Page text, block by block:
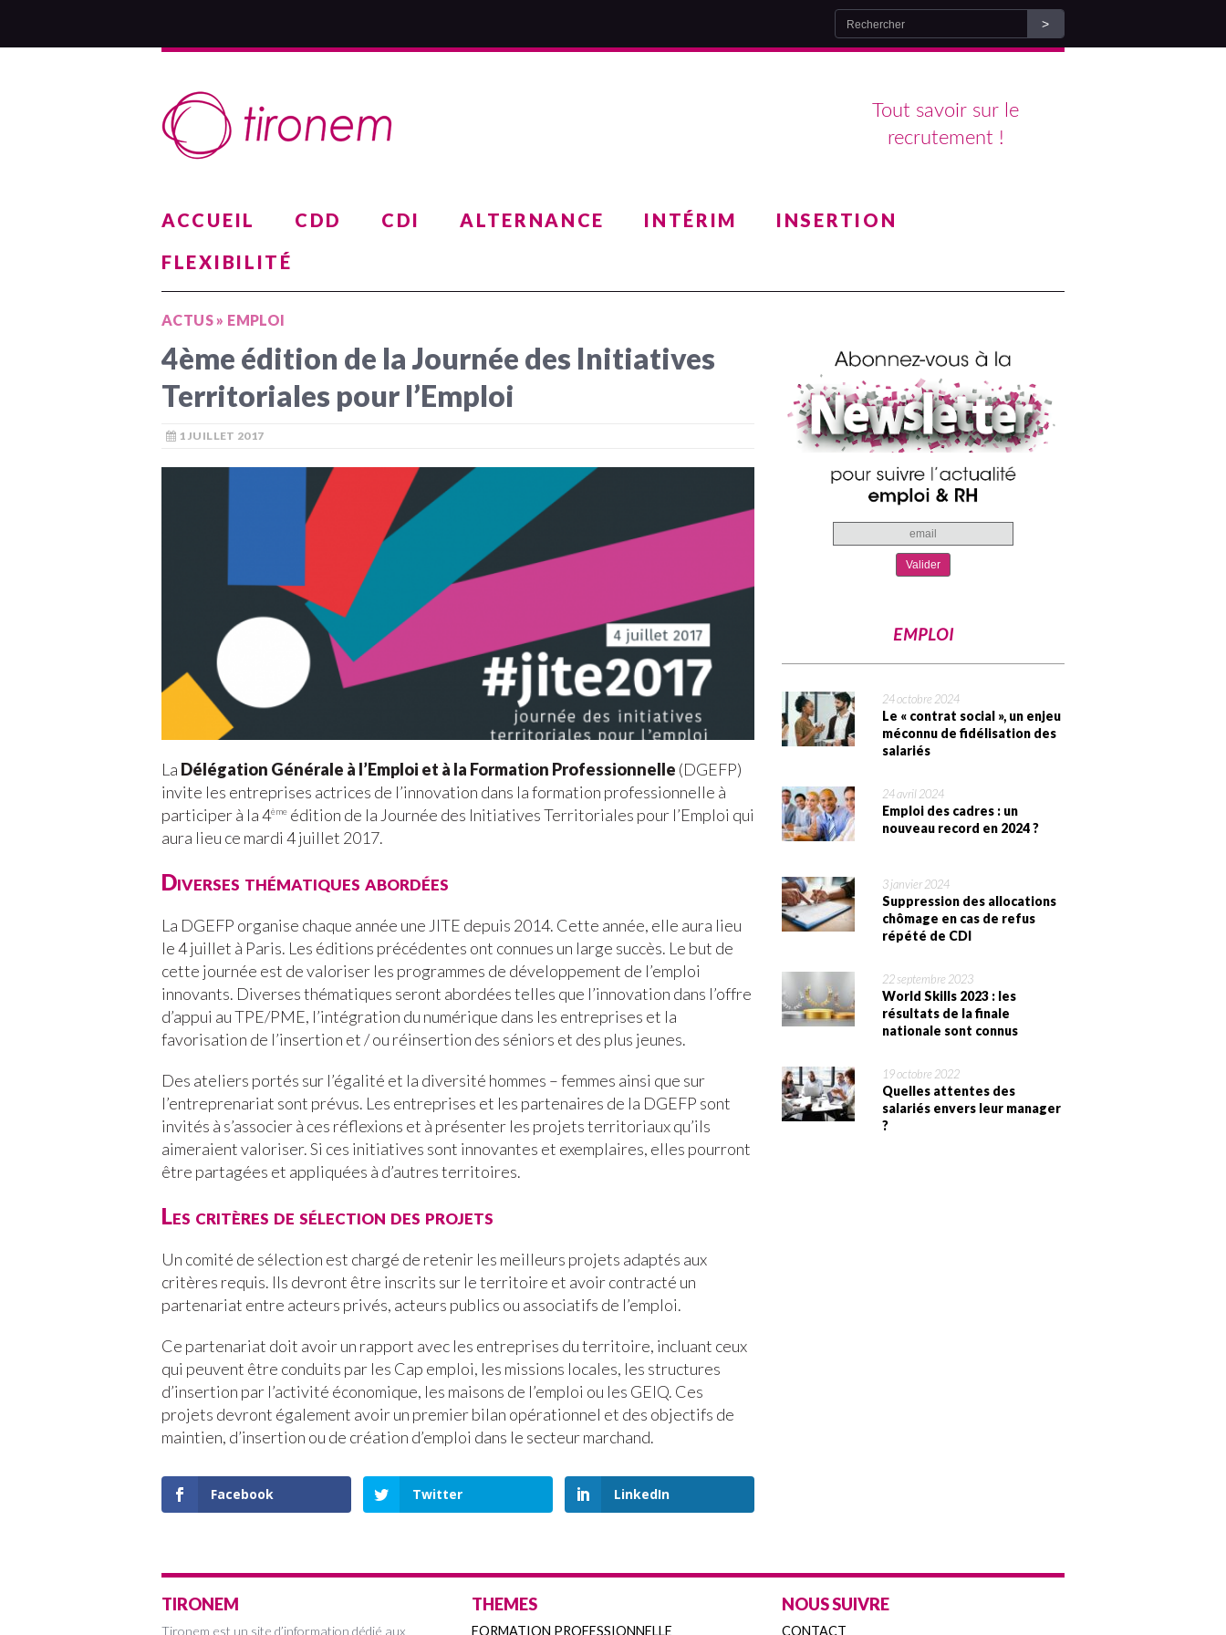
Tout savoir sur le
recrutement !
ACCUEIL CDD CDI ALTERNANCE INTÉRIM
INSERTION
FLEXIBILITÉ
ACTUS» EMPLOI
4ème édition de la Journée des Initiatives
Territoriales pour l’Emploi
1 JUILLET 2017
La Délégation Générale à l’Emploi et à la Formation Professionnelle (DGEFP)
invite les entreprises actrices de l’innovation dans la formation professionnelle à
participer à la 4ème édition de la Journée des Initiatives Territoriales pour l’Emploi qui
aura lieu ce mardi 4 juillet 2017.
Diverses thématiques abordées
La DGEFP organise chaque année une JITE depuis 2014. Cette année, elle aura lieu
le 4 juillet à Paris. Les éditions précédentes ont connues un large succès. Le but de
cette journée est de valoriser les programmes de développement de l’emploi
innovants. Diverses thématiques seront abordées telles que l’innovation dans l’offre
d’appui au TPE/PME, l’intégration du numérique dans les entreprises et la
favorisation de l’insertion et / ou réinsertion des séniors et des plus jeunes.
Des ateliers portés sur l’égalité et la diversité hommes – femmes ainsi que sur
l’entreprenariat sont prévus. Les entreprises et les partenaires de la DGEFP sont
invités à s’associer à ces réflexions et à présenter les projets territoriaux qu’ils
aimeraient valoriser. Si ces initiatives sont innovantes et exemplaires, elles pourront
être partagées et appliquées à d’autres territoires.
Les critères de sélection des projets
Un comité de sélection est chargé de retenir les meilleurs projets adaptés aux
critères requis. Ils devront être inscrits sur le territoire et avoir contracté un
partenariat entre acteurs privés, acteurs publics ou associatifs de l’emploi.
Ce partenariat doit avoir un rapport avec les entreprises du territoire, incluant ceux
qui peuvent être conduits par les Cap emploi, les missions locales, les structures
d’insertion par l’activité économique, les maisons de l’emploi ou les GEIQ. Ces
projets devront également avoir un premier bilan opérationnel et des objectifs de
maintien, d’insertion ou de création d’emploi dans le secteur marchand.
Facebook Twitter LinkedIn
EMPLOI
24 octobre 2024
Le « contrat social », un enjeu
méconnu de fidélisation des
salariés
24 avril 2024
Emploi des cadres : un
nouveau record en 2024 ?
3 janvier 2024
Suppression des allocations
chômage en cas de refus
répété de CDI
22 septembre 2023
World Skills 2023 : les
résultats de la finale
nationale sont connus
19 octobre 2022
Quelles attentes des
salariés envers leur manager
?
TIRONEM
Tironem est un site d’information dédié aux
THEMES
FORMATION PROFESSIONNELLE
NOUS SUIVRE
CONTACT